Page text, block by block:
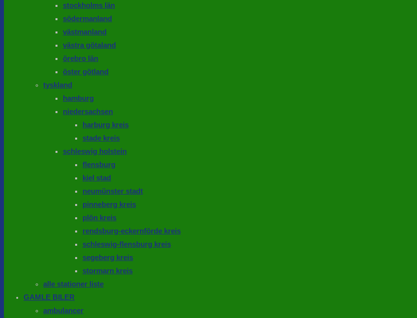
stockholms län
södermanland
västmanland
västra götaland
örebro län
öster götland
tyskland
hamburg
niedersachsen
harburg kreis
stade kreis
schleswig holstein
flensburg
kiel stad
neumünster stadt
pinneberg kreis
plön kreis
rendsburg-eckernförde kreis
schleswig-flensburg kreis
segeberg kreis
stormarn kreis
alle stationer liste
GAMLE BILER
ambulancer